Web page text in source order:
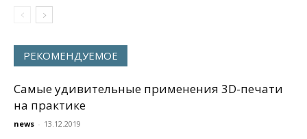
РЕКОМЕНДУЕМОЕ
Самые удивительные применения 3D-печати
на практике
news - 13.12.2019